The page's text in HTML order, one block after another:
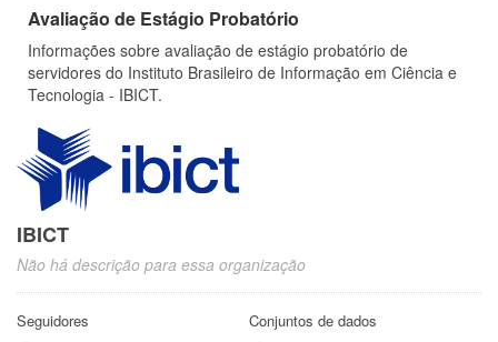
Avaliação de Estágio Probatório
Informações sobre avaliação de estágio probatório de
servidores do Instituto Brasileiro de Informação em Ciência e
Tecnologia - IBICT.
IBICT
Não há descrição para essa organização
Seguidores Conjuntos de dados